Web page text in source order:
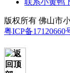
版权所有 佛山市
粤ICP备17120660